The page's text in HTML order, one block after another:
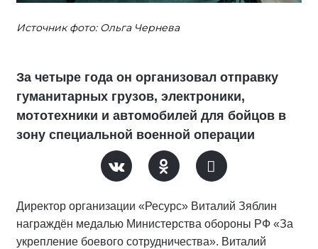
Источник фото: Ольга Чернева
За четыре года он организовал отправку
гуманитарных грузов, электроники,
мототехники и автомобилей для бойцов в
зону специальной военной операции
Директор организации «Ресурс» Виталий Зяблин
награждён медалью Министерства обороны РФ «За
укрепление боевого сотрудничества». Виталий